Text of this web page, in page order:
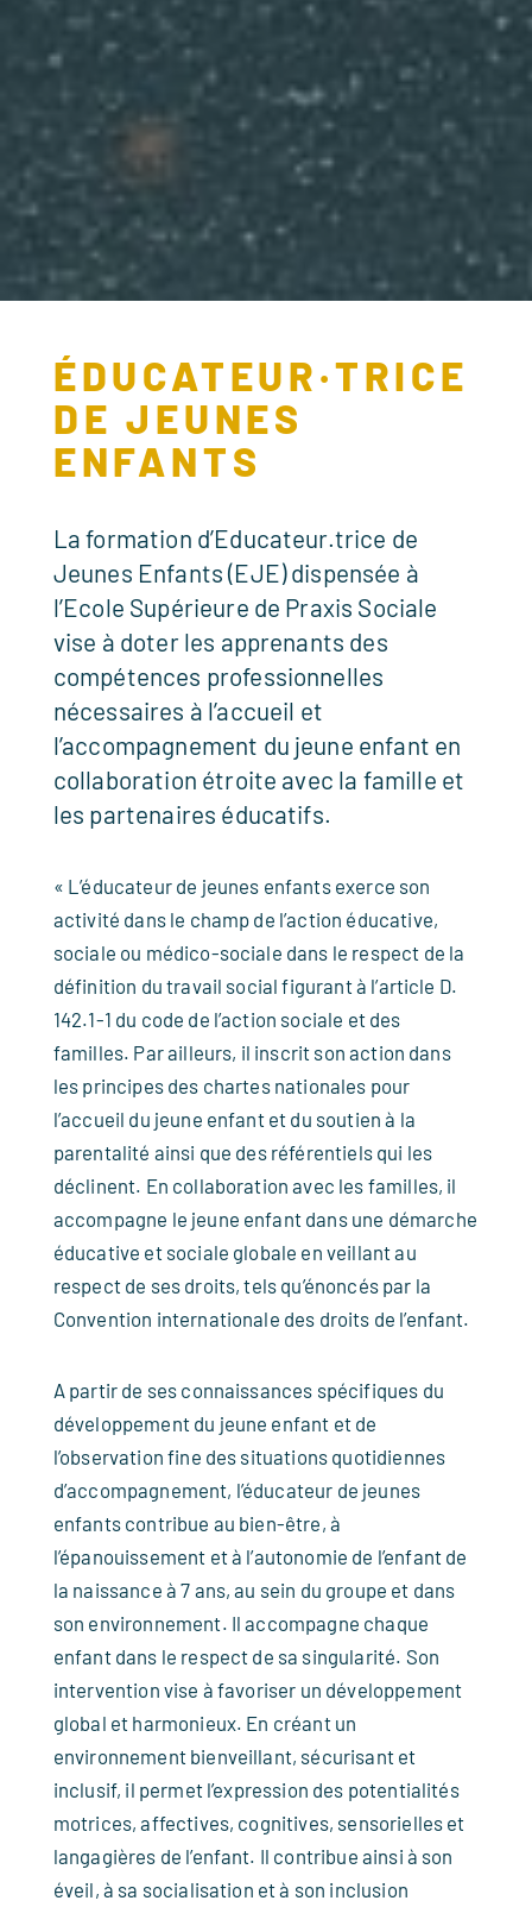
ÉDUCATEUR·TRICE
DE JEUNES
ENFANTS
La formation d’Educateur.trice de
Jeunes Enfants (EJE) dispensée à
l’Ecole Supérieure de Praxis Sociale
vise à doter les apprenants des
compétences professionnelles
nécessaires à l’accueil et
l’accompagnement du jeune enfant en
collaboration étroite avec la famille et
les partenaires éducatifs.
« L’éducateur de jeunes enfants exerce son
activité dans le champ de l’action éducative,
sociale ou médico-sociale dans le respect de la
définition du travail social figurant à l’article D.
142.1-1 du code de l’action sociale et des
familles. Par ailleurs, il inscrit son action dans
les principes des chartes nationales pour
l’accueil du jeune enfant et du soutien à la
parentalité ainsi que des référentiels qui les
déclinent. En collaboration avec les familles, il
accompagne le jeune enfant dans une démarche
éducative et sociale globale en veillant au
respect de ses droits, tels qu’énoncés par la
Convention internationale des droits de l’enfant.
A partir de ses connaissances spécifiques du
développement du jeune enfant et de
l’observation fine des situations quotidiennes
d’accompagnement, l’éducateur de jeunes
enfants contribue au bien-être, à
l’épanouissement et à l’autonomie de l’enfant de
la naissance à 7 ans, au sein du groupe et dans
son environnement. Il accompagne chaque
enfant dans le respect de sa singularité. Son
intervention vise à favoriser un développement
global et harmonieux. En créant un
environnement bienveillant, sécurisant et
inclusif, il permet l’expression des potentialités
motrices, affectives, cognitives, sensorielles et
langagières de l’enfant. Il contribue ainsi à son
éveil, à sa socialisation et à son inclusion